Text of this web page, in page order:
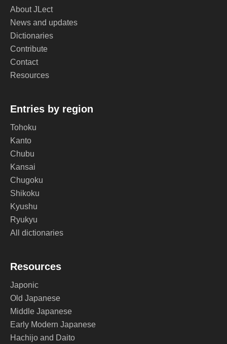
About JLect
News and updates
Dictionaries
Contribute
Contact
Resources
Entries by region
Tohoku
Kanto
Chubu
Kansai
Chugoku
Shikoku
Kyushu
Ryukyu
All dictionaries
Resources
Japonic
Old Japanese
Middle Japanese
Early Modern Japanese
Hachijo and Daito